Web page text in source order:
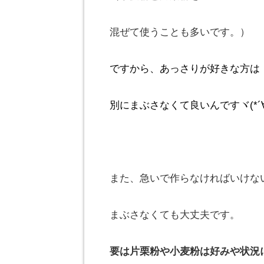
混ぜて使うことも多いです。）
ですから、あっさりが好きな方は
別にまぶさなくて良いんですヾ
また、急いで作らなければいけな
まぶさなくても大丈夫です。
要は片栗粉や小麦粉は好みや状況